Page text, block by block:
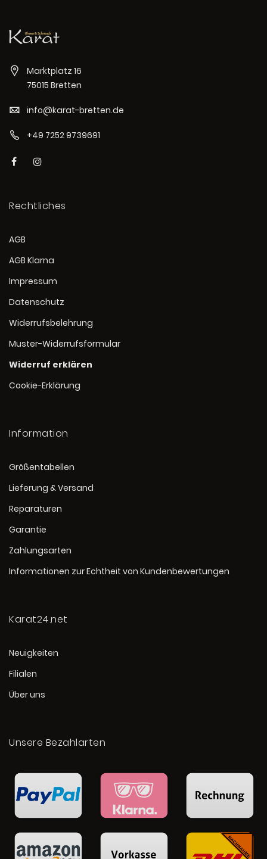
Marktplatz 16
75015 Bretten
info@karat-bretten.de
+49 7252 9739691
Rechtliches
AGB
AGB Klarna
Impressum
Datenschutz
Widerrufsbelehrung
Muster-Widerrufsformular
Widerruf erklären
Cookie-Erklärung
Information
Größentabellen
Lieferung & Versand
Reparaturen
Garantie
Zahlungsarten
Informationen zur Echtheit von Kundenbewertungen
Karat24.net
Neuigkeiten
Filialen
Über uns
Unsere Bezahlarten